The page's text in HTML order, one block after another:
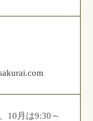
10月は9:30～